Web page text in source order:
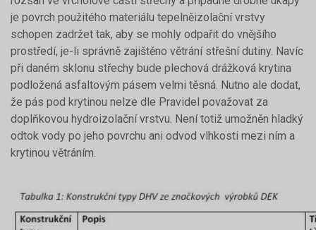
je povrch použitého materiálu tepelněizolační vrstvy
schopen zadržet tak, aby se mohly odpařit do vnějšího
prostředí, je-li správně zajištěno větrání střešní dutiny. Navíc
při daném sklonu střechy bude plechová drážková krytina
podložená asfaltovým pásem velmi těsná. Nutno ale dodat,
že pás pod krytinou nelze dle Pravidel považovat za
doplňkovou hydroizolační vrstvu. Není totiž umožněn hladký
odtok vody po jeho povrchu ani odvod vlhkosti mezi ním a
krytinou větráním.